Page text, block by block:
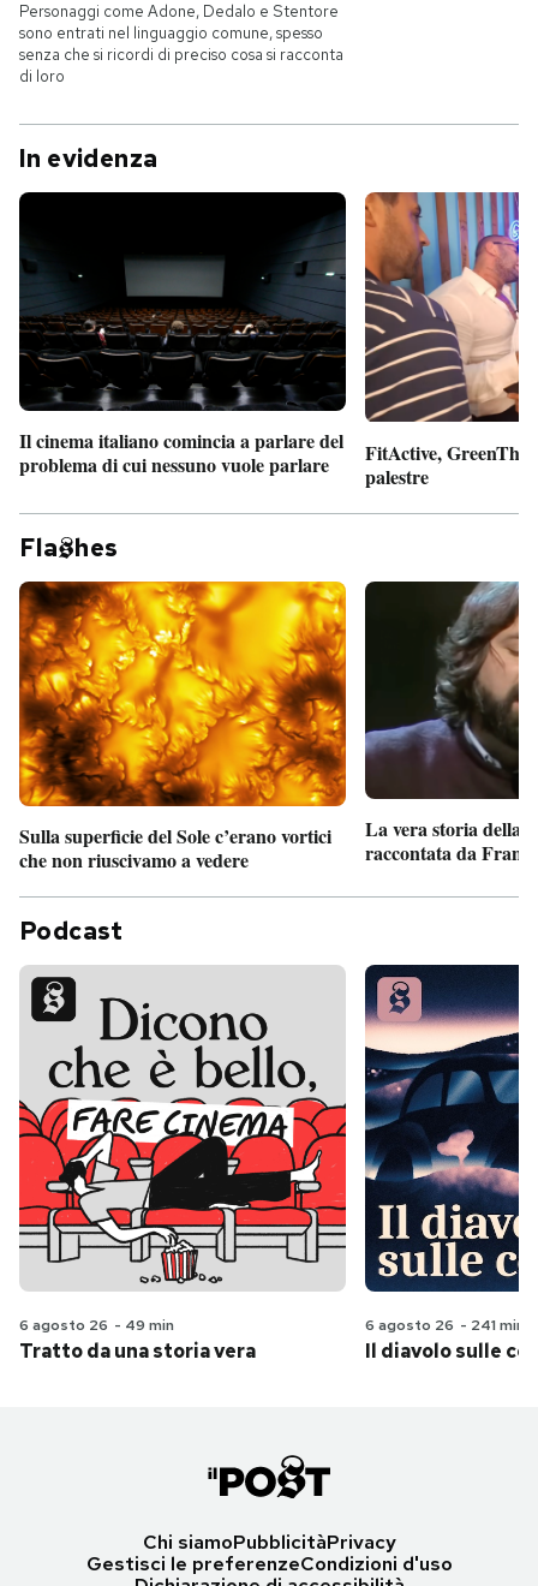
Personaggi come Adone, Dedalo e Stentore
sono entrati nel linguaggio comune, spesso
senza che si ricordi di preciso cosa si racconta
di loro
In evidenza
Il cinema italiano comincia a parlare del
problema di cui nessuno vuole parlare
FitActive,
palestre
Fla hes
Sulla superficie del Sole c’erano vortici
che non riuscivamo a vedere
La vera storia della
raccontata da
Podcast
6 agosto 26 - 49 min
Tratto da una storia vera
6 agosto 26 - 241 min
Il diavolo sulle
Chi siamoPubblicitàPrivacy
Gestisci le preferenzeCondizioni d'uso